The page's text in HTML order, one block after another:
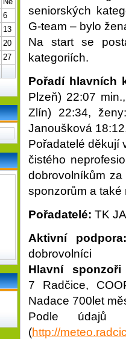
seniorských
G-team – bylo
Na start se
kategoriích.
Pořadí hlavních
Plzeň) 22:07
Zlín) 22:34,
Janoušková
Pořadatelé děkují
čistého
dobrovolníkům
sponzorům a také
Pořadatelé: TK
Aktivní podpora:
dobrovolníci
Hlavní
7 Radčice,
Nadace 700let
Podle údajů
(http://
6
13
20
27